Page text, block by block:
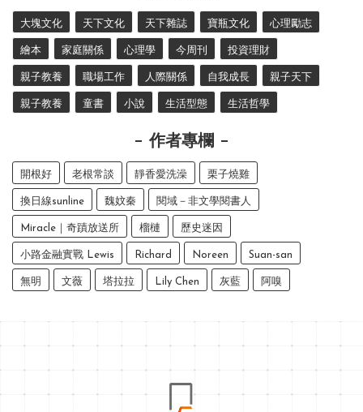
大塊文化 天下文化 天下雜誌 寶瓶文化 心理勵志
繪本 家庭關係 心理學 今周刊 投資理財
親子教養 職場工作 人際關係 自我成長 親子天下
親子教養 童書 小說 生活型態 生活哲學
作者專欄
開根好 老根常談 靜香愛洗澡 栗子燒雞
換日線sunline 魏妏秦 閱域－非文學閱書人
Miracle｜奇蹟放送所 榴槤 歷史迷因
小路金融實戰 Lewis Richard Noreen Suan-san
無明 文薇 塔拉拉 Lily Chen 灰藍 阿嗅